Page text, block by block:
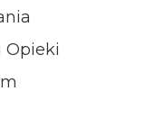
Opieki